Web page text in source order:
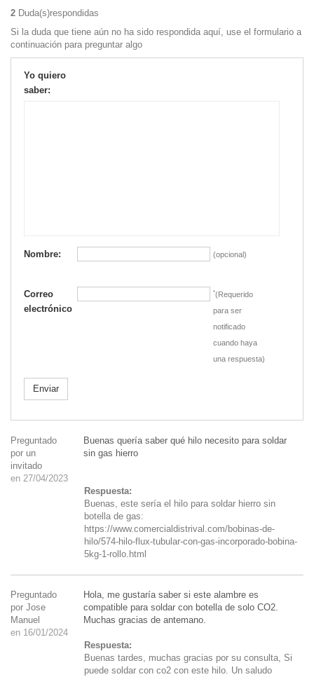
2 Duda(s)respondidas
Si la duda que tiene aún no ha sido respondida aquí, use el formulario a
continuación para preguntar algo
Yo quiero
saber:
Nombre: (opcional)
Correo
electrónico
*(Requerido
para ser
notificado
cuando haya
una respuesta)
Enviar
Preguntado
por un
invitado
en 27/04/2023
Buenas quería saber qué hilo necesito para soldar
sin gas hierro
Respuesta:
Buenas, este sería el hilo para soldar hierro sin
botella de gas:
https://www.comercialdistrival.com/bobinas-de-
hilo/574-hilo-flux-tubular-con-gas-incorporado-bobina-
5kg-1-rollo.html
Preguntado
por Jose
Manuel
en 16/01/2024
Hola, me gustaría saber si este alambre es
compatible para soldar con botella de solo CO2.
Muchas gracias de antemano.
Respuesta:
Buenas tardes, muchas gracias por su consulta, Si
puede soldar con co2 con este hilo. Un saludo